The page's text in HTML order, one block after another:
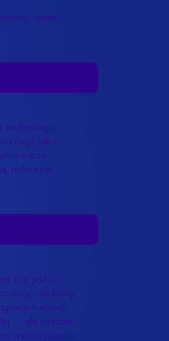
razem
technologie.
jak i
i warto
pokazując
czy jest to
- szukamy
stron),
… ale właśnie
wykorzystaniu